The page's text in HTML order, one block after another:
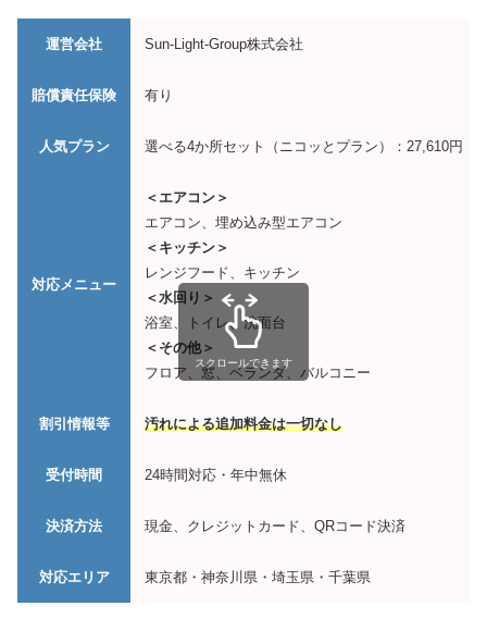
運営会社 Sun-Light-Group株式会社
賠償責任保険 有り
人気プラン 選べる4か所セット（ニコッとプラン）：27,610円
対応メニュー
＜エアコン＞
エアコン、埋め込み型エアコン
＜キッチン＞
レンジフード、キッチン
＜水回り＞
浴室、トイレ、洗面台
＜その他＞
フロア、窓、ベランダ、バルコニー
割引情報等 汚れによる追加料金は一切なし
受付時間 24時間対応・年中無休
決済方法 現金、クレジットカード、QRコード決済
対応エリア 東京都・神奈川県・埼玉県・千葉県
スクロールできます